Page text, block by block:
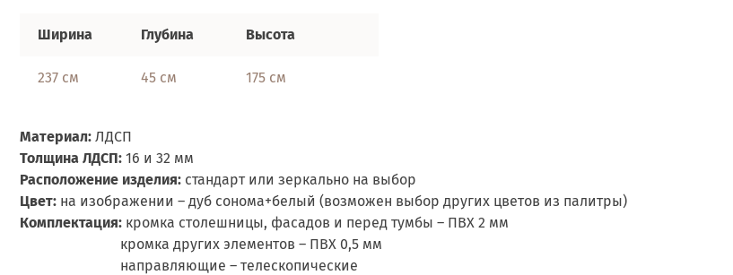
Ширина Глубина Высота
237 см 45 см 175 см
Материал: ЛДСП
Толщина ЛДСП: 16 и 32 мм
Расположение изделия: стандарт или зеркально на выбор
Цвет: на изображении – дуб сонома+белый (возможен выбор других цветов из палитры)
Комплектация: кромка столешницы, фасадов и перед тумбы – ПВХ 2 мм
кромка других элементов – ПВХ 0,5 мм
направляющие – телескопические